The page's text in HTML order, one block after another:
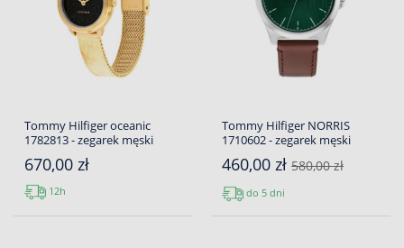
Tommy Hilfiger oceanic
1782813 - zegarek męski
670,00 zł
12h
Tommy Hilfiger NORRIS
1710602 - zegarek męski
460,00 zł 580,00 zł
do 5 dni